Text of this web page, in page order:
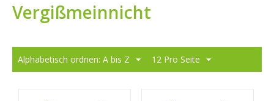
Vergißmeinnicht
Alphabetisch ordnen: A bis Z 12 Pro Seite